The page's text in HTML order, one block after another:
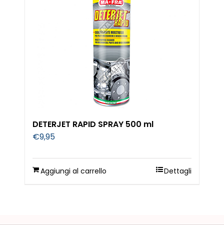
DETERJET RAPID SPRAY 500 ml
€9,95
Aggiungi al carrello Dettagli